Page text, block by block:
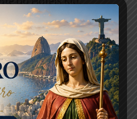
de prestar total
e garantir a
atualizadas
pelos órgãos
do Hotéis Rio têm
dos grupos de